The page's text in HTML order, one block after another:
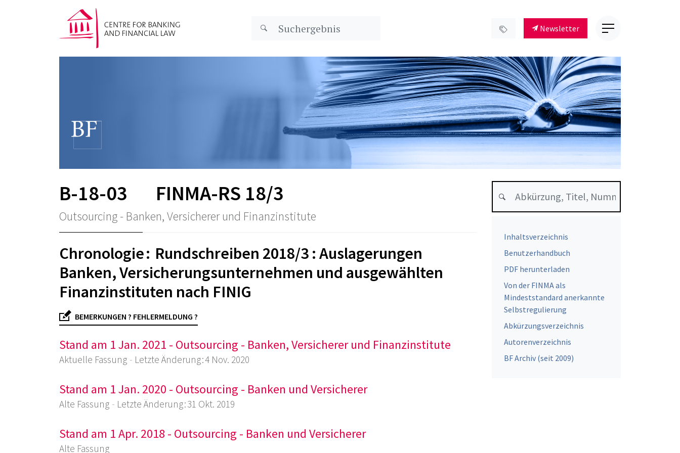
Newsletter
B-18-03 FINMA-RS 18/3
Outsourcing - Banken, Versicherer und Finanzinstitute
Chronologie : Rundschreiben 2018/3 : Auslagerungen
Banken, Versicherungsunternehmen und ausgewählten
Finanzinstituten nach FINIG
BEMERKUNGEN ? FEHLERMELDUNG ?
Stand am 1 Jan. 2021 - Outsourcing - Banken, Versicherer und Finanzinstitute
Aktuelle Fassung Letzte Änderung : 4 Nov. 2020
Stand am 1 Jan. 2020 - Outsourcing - Banken und Versicherer
Alte Fassung Letzte Änderung : 31 Okt. 2019
Stand am 1 Apr. 2018 - Outsourcing - Banken und Versicherer
Alte Fassung
Inhaltsverzeichnis
Benutzerhandbuch
PDF herunterladen
Von der FINMA als
Mindeststandard anerkannte
Selbstregulierung
Abkürzungsverzeichnis
Autorenverzeichnis
BF Archiv (seit 2009)